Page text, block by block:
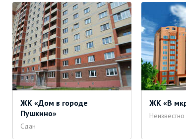
ЖК «Дом в городе
Пушкино»
Сдан
ЖК «В
Неизвестно